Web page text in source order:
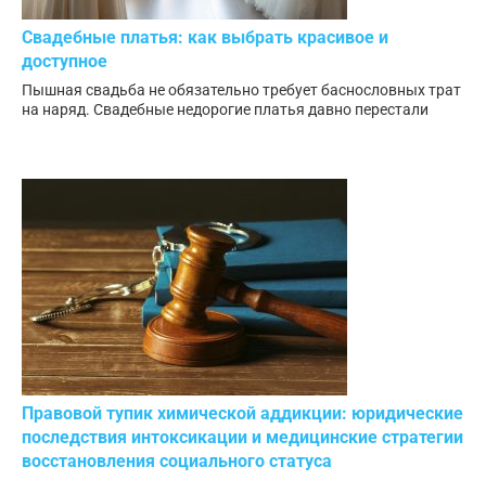
Свадебные платья: как выбрать красивое и
доступное
Пышная свадьба не обязательно требует баснословных трат
на наряд. Свадебные недорогие платья давно перестали
Правовой тупик химической аддикции: юридические
последствия интоксикации и медицинские стратегии
восстановления социального статуса